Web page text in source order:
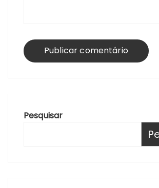
Pesquisar